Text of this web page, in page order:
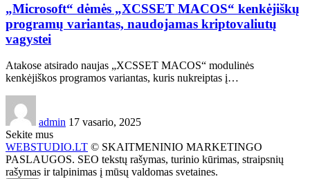
„Microsoft“ dėmės „XCSSET MACOS“ kenkėjiškų
programų variantas, naudojamas kriptovaliutų
vagystei
Atakose atsirado naujas „XCSSET MACOS“ modulinės
kenkėjiškos programos variantas, kuris nukreiptas į…
admin 17 vasario, 2025
Sekite mus
WEBSTUDIO.LT © SKAITMENINIO MARKETINGO
PASLAUGOS. SEO tekstų rašymas, turinio kūrimas, straipsnių
rašymas ir talpinimas į mūsų valdomas svetaines.